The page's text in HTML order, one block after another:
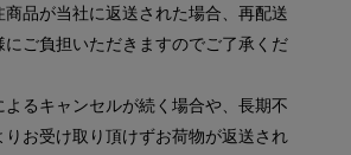
品が当社に返送された場合、再配送
にご負担いただきますのでご了承くだ
るキャンセルが続く場合や、長期不
お受け取り頂けずお荷物が返送され